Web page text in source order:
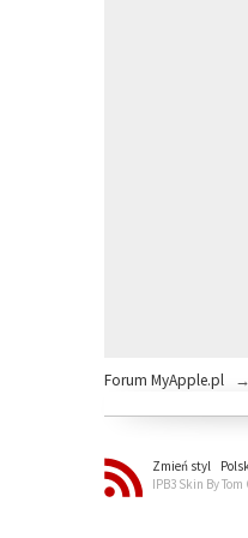
Forum MyApple.pl →
Zmień styl
IPB3 Skin By